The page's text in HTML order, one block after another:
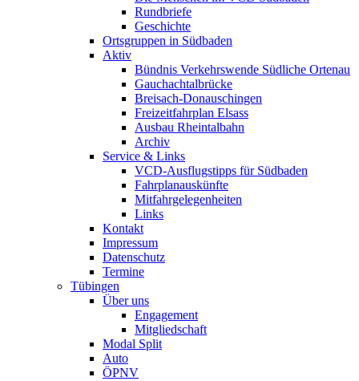
Rundbriefe
Geschichte
Ortsgruppen in Südbaden
Aktiv
Bündnis Verkehrswende Südliche Ortenau
Gauchachtalbrücke
Breisach-Donauschingen
Freizeitfahrplan Elsass
Ausbau Rheintalbahn
Archiv
Service & Links
VCD-Ausflugstipps für Südbaden
Fahrplanauskünfte
Mitfahrgelegenheiten
Links
Kontakt
Impressum
Datenschutz
Termine
Tübingen
Über uns
Engagement
Mitgliedschaft
Modal Split
Auto
ÖPNV